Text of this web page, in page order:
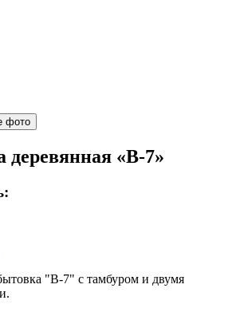
фото
деревянная «В-7»
"В-7" с тамбуром и двумя